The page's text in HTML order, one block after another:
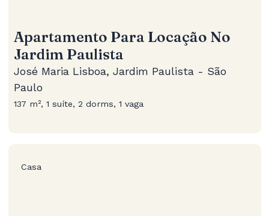
Apartamento Para Locação No
Jardim Paulista
José Maria Lisboa, Jardim Paulista - São
Paulo
137 m², 1 suíte, 2 dorms, 1 vaga
Casa